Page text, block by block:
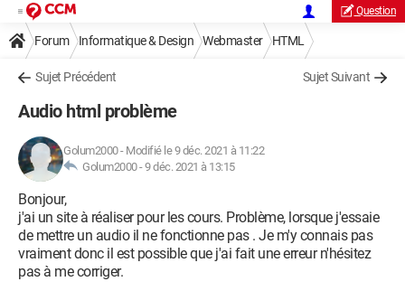
Question
Forum Informatique & Design Webmaster HTML
Sujet Précédent Sujet Suivant
Audio html problème
Golum2000- Modifié le 9 déc. 2021 à 11:22
Golum2000 -9 déc. 2021 à 13:15
Bonjour,
j'ai un site à réaliser pour les cours. Problème, lorsque j'essaie
de mettre un audio il ne fonctionne pas . Je m'y connais pas
vraiment donc il est possible que j'ai fait une erreur n'hésitez
pas à me corriger.